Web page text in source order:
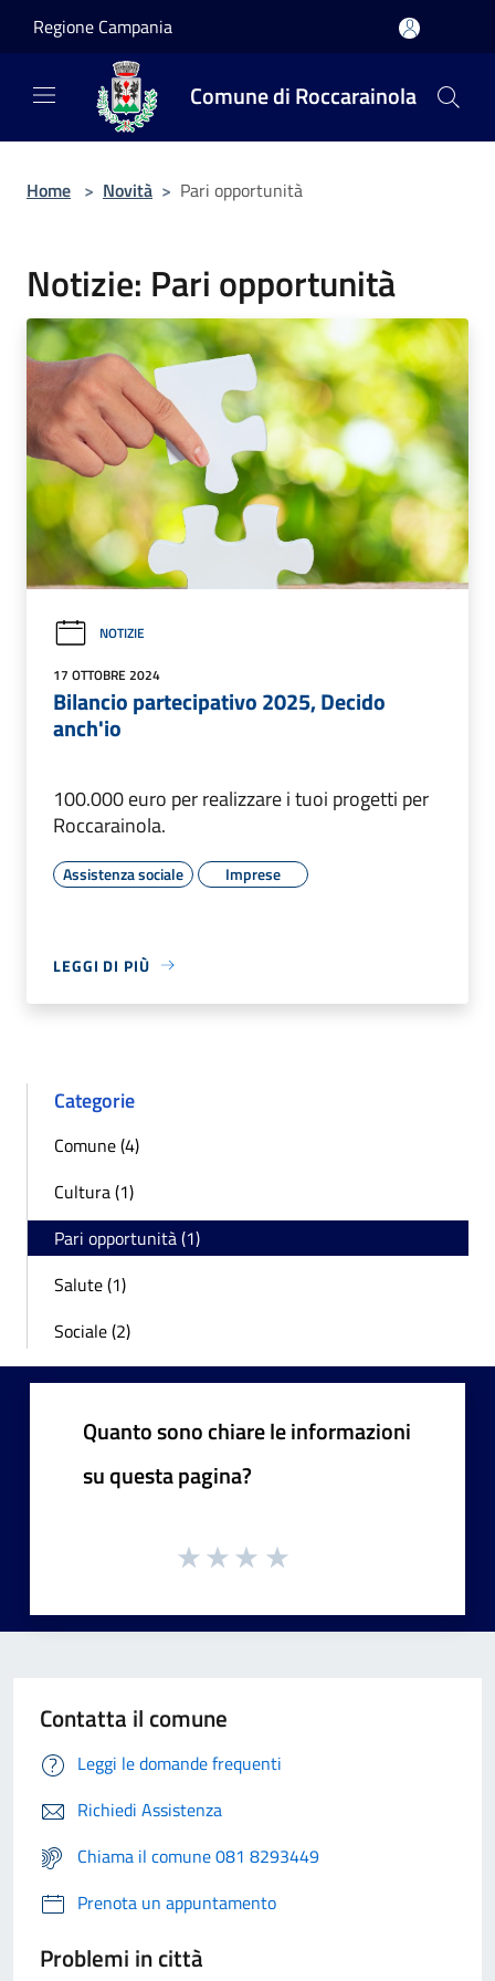
Regione Campania
Comune di Roccarainola
Home > Novità > Pari opportunità
Notizie: Pari opportunità
NOTIZIE
17 OTTOBRE 2024
Bilancio partecipativo 2025, Decido
anch'io
100.000 euro per realizzare i tuoi progetti per
Roccarainola.
Assistenza sociale Imprese
LEGGI DI PIÙ
Categorie
Comune (4)
Cultura (1)
Pari opportunità (1)
Salute (1)
Sociale (2)
Quanto sono chiare le informazioni
su questa pagina?
Contatta il comune
Leggi le domande frequenti
Richiedi Assistenza
Chiama il comune 081 8293449
Prenota un appuntamento
Problemi in città